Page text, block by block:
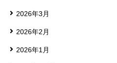
2026年3月
2026年2月
2026年1月